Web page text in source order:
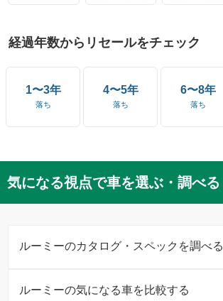
経過年数からリセールをチェック
1〜3年
落ち
4〜5年
落ち
6〜8年
落ち
気になる視点で車を選ぶ・調べる
ルーミーのカタログ・スペックを調べる
ルーミーの気になる車を比較する